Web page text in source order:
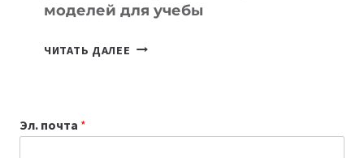
моделей для учебы
ЧИТАТЬ ДАЛЕЕ КАКОЙ
Эл. почта *